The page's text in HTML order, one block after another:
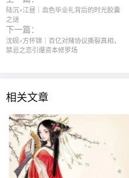
陆沉×江昼｜血色毕业礼背后的时光胶囊
之谜
下一篇：
沈砚×方怀锦｜百亿对赌协议撕裂真相，
禁忌之恋引爆资本修罗场
相关文章